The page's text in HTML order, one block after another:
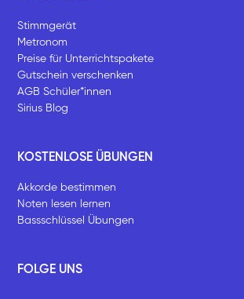
Stimmgerät
Metronom
Preise für Unterrichtspakete
Gutschein verschenken
AGB Schüler*innen
Sirius Blog
KOSTENLOSE ÜBUNGEN
Akkorde bestimmen
Noten lesen lernen
Bassschlüssel Übungen
FOLGE UNS